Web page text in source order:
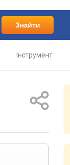
Знайти
Інструмент